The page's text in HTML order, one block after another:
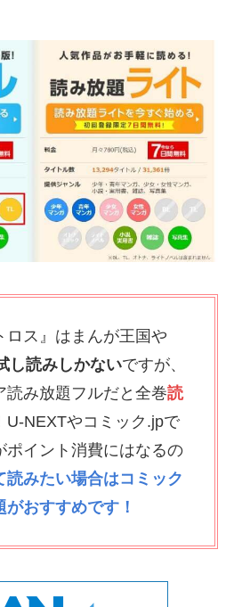
ロス』はまんが王国や
し読みしかないですが、
読み放題フルだと全巻読
U-NEXTやコミック.jpで
ポイント消費にはなるの
読みたい場合はコミック
おすすめです！